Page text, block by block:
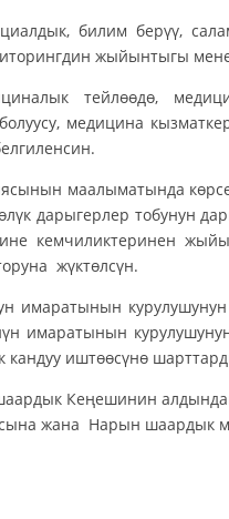
билим берүү,
жыйынтыгы
тейлөөдө,
медицина
маалыматында
дарыгерлер тобунун
кемчиликтеринен
жүктөлсүн.
имаратынын
имаратынын
иштөөсүнө
Кеңешинин
жана Нарын